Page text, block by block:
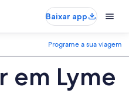
Baixar app
Programe a sua viagem
em Lyme